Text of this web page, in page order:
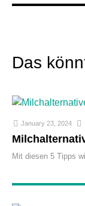
Das
January 23, 2024
Mit diesen 5 Tipps